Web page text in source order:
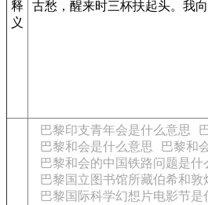
释
义
古愁，醒来时三杯扶起头。我
巴黎印支青年会是什么意思
巴黎和会是什么意思
巴黎和
巴黎和会的中国铁路问题是什
巴黎国立图书馆所藏伯希和
巴黎国际科学幻想片电影节是